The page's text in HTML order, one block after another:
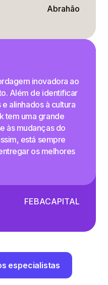
Abrahão
inovadora ao
Além de identificar
alinhados à cultura
tem uma grande
às mudanças do
está sempre
os melhores
FEBACAPITAL
especialistas